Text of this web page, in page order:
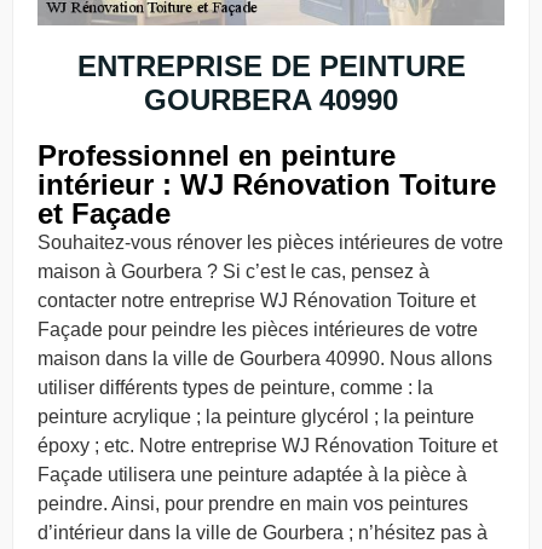
ENTREPRISE DE PEINTURE
GOURBERA 40990
Professionnel en peinture
intérieur : WJ Rénovation Toiture
et Façade
Souhaitez-vous rénover les pièces intérieures de votre
maison à Gourbera ? Si c’est le cas, pensez à
contacter notre entreprise WJ Rénovation Toiture et
Façade pour peindre les pièces intérieures de votre
maison dans la ville de Gourbera 40990. Nous allons
utiliser différents types de peinture, comme : la
peinture acrylique ; la peinture glycérol ; la peinture
époxy ; etc. Notre entreprise WJ Rénovation Toiture et
Façade utilisera une peinture adaptée à la pièce à
peindre. Ainsi, pour prendre en main vos peintures
d’intérieur dans la ville de Gourbera ; n’hésitez pas à